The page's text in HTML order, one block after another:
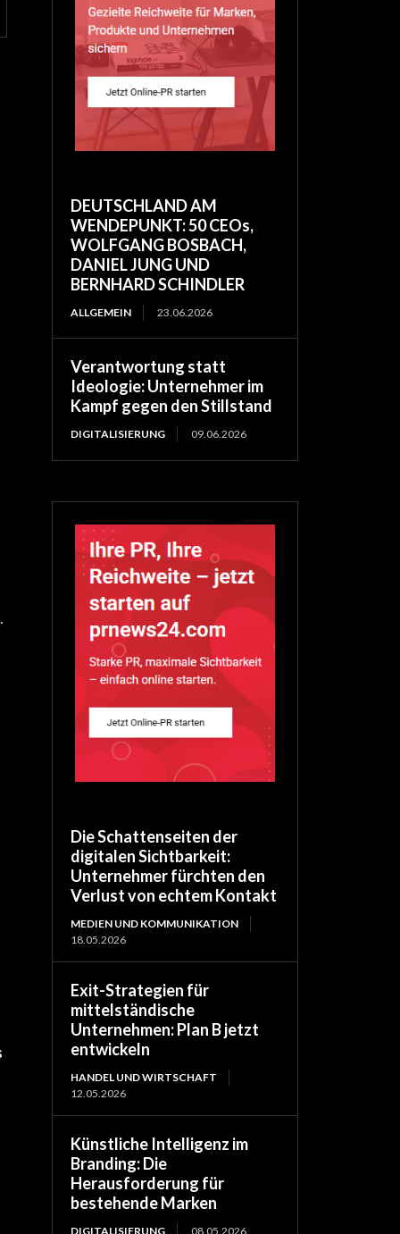
DEUTSCHLAND AM
WENDEPUNKT: 50 CEOs,
WOLFGANG BOSBACH,
DANIEL JUNG UND
BERNHARD SCHINDLER
ALLGEMEIN 23.06.2026
Verantwortung statt
Ideologie: Unternehmer im
Kampf gegen den Stillstand
DIGITALISIERUNG 09.06.2026
Die Schattenseiten der
digitalen Sichtbarkeit:
Unternehmer fürchten den
Verlust von echtem Kontakt
MEDIEN UND KOMMUNIKATION
18.05.2026
Exit-Strategien für
mittelständische
Unternehmen: Plan B jetzt
entwickeln
HANDEL UND WIRTSCHAFT
12.05.2026
Künstliche Intelligenz im
Branding: Die
Herausforderung für
bestehende Marken
DIGITALISIERUNG 08.05.2026